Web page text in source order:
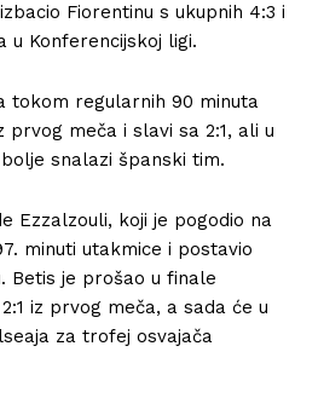
Fiorentinu s ukupnih 4:3 i
u Konferencijskoj ligi.
tokom regularnih 90 minuta
prvog meča i slavi sa 2:1, ali u
snalazi španski tim.
Ezzalzouli, koji je pogodio na
minuti utakmice i postavio
Betis je prošao u finale
iz prvog meča, a sada će u
za trofej osvajača